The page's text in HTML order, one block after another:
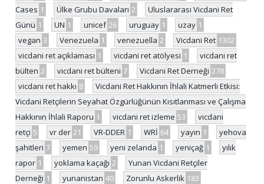
Cases 1 Ülke Grubu Davaları 2
Uluslararası Vicdani Ret
Günü 1 UN 1 unicef 26 uruguay 1 uzay 1
vegan 3 Venezuela 1 venezuella 2 Vicdani Ret 1302
vicdani ret açıklaması 1 vicdani ret atölyesi 1
vicdani ret
bülten 2 vicdani ret bülteni 7 Vicdani Ret Derneği 278
vicdani ret hakkı 8
Vicdani Ret Hakkının İhlali Katmerli Etkisi:
Vicdani Retçilerin Seyahat Özgürlüğünün Kısıtlanması ve Çalışma
Hakkının İhlali Raporu 1 vicdani ret izleme 53
vicdani
retçi 5 vr der 21 VR-DDER 1 WRİ 64 yayın 1
yehova
şahitleri 7 yemen 59 yeni zelanda 1 yeniçağ 1
yılık
rapor 1 yoklama kaçağı 2
Yunan Vicdani Retçiler
Derneği 1 yunanistan 40 Zorunlu Askerlik 183